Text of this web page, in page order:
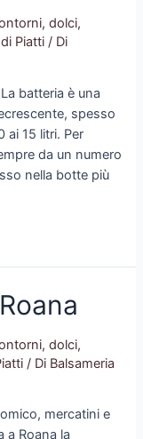
,dolci,
Piatti / Di
batteria è una
spesso
ai 15 litri. Per
da un numero
nella botte più
,dolci,
/ Di Balsameria
mercatini e
a Roana la